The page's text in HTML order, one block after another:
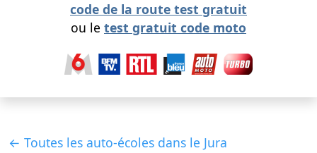
code de la route test gratuit
ou le test gratuit code moto
← Toutes les auto-écoles dans le Jura